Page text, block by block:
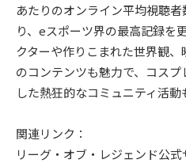
あたりのオンライン平均視聴
り、eスポーツ界の最高記録を
クターや作りこまれた世界観
のコンテンツも魅力で、コス
した熱狂的なコミュニティ活動
関連リンク：
リーグ・オブ・レジェンド公式